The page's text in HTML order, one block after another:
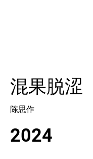
混果脱涩
陈思作
2024